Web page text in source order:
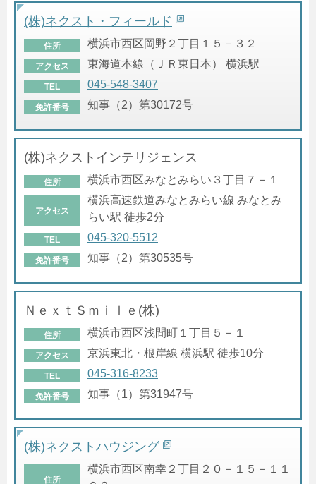
(株)ネクスト・フィールド
住所 横浜市西区岡野２丁目１５－３２
アクセス 東海道本線（ＪＲ東日本） 横浜駅
TEL 045-548-3407
免許番号 知事（2）第30172号
(株)ネクストインテリジェンス
住所 横浜市西区みなとみらい３丁目７－１
アクセス
横浜高速鉄道みなとみらい線 みなとみ
らい駅 徒歩2分
TEL 045-320-5512
免許番号 知事（2）第30535号
ＮｅｘｔＳｍｉｌｅ(株)
住所 横浜市西区浅間町１丁目５－１
アクセス 京浜東北・根岸線 横浜駅 徒歩10分
TEL 045-316-8233
免許番号 知事（1）第31947号
(株)ネクストハウジング
住所
横浜市西区南幸２丁目２０－１５－１１